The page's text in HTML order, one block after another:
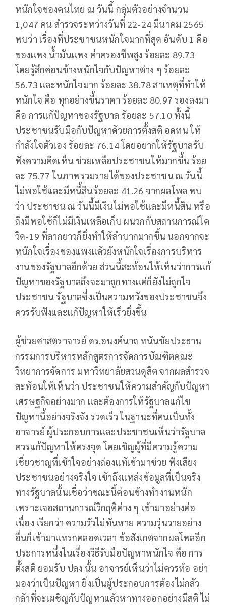
หนักใจของคนไทย ณ วันนี้ กลุ่มตัวอย่างจำนวน
1,047 คน สำรวจระหว่างวันที่ 22-24 มีนาคม 2565
พบว่า เรื่องที่ประชาชนหนักใจมากที่สุด อันดับ 1 คือ
ของแพง น้ำมันแพง ค่าครองชีพสูง ร้อยละ 89.73
โดยรู้สึกค่อนข้างหนักใจกับปัญหาต่าง ๆ ร้อยละ
56.73 และหนักใจมาก ร้อยละ 38.78 สาเหตุที่ทำให้
หนักใจ คือ ทุกอย่างขึ้นราคา ร้อยละ 80.97 รองลงมา
คือ การแก้ปัญหาของรัฐบาล ร้อยละ 57.10 ทั้งนี้
ประชาชนรับมือกับปัญหาด้วยการตั้งสติ อดทน ให้
กำลังใจตัวเอง ร้อยละ 76.14 โดยอยากให้รัฐบาลรับ
ฟังความคิดเห็น ช่วยเหลือประชาชนให้มากขึ้น ร้อย
ละ 75.77 ในภาพรวมรายได้ของประชาชน ณ วันนี้
ไม่พอใช้และมีหนี้สินร้อยละ 41.26 จากผลโพล พบ
ว่า ประชาชน ณ วันนี้มีเงินไม่พอใช้และมีหนี้สิน หรือ
ถึงมีพอใช้ก็ไม่มีเงินเหลือเก็บ ผนวกกับสถานการณ์โค
วิด-19 ที่ลากยาวก็ยิ่งทำให้ลำบากมากขึ้น นอกจากจะ
หนักใจเรื่องของแพงแล้วยังหนักใจเรื่องการบริหาร
งานของรัฐบาลอีกด้วย ส่วนนี้สะท้อนให้เห็นว่าการแก้
ปัญหาของรัฐบาลถึงจะมาถูกทางแต่ก็ยังไม่ถูกใจ
ประชาชน รัฐบาลซึ่งเป็นความหวังของประชาชนจึง
ควรรับฟังและแก้ปัญหาให้เร็วยิ่งขึ้น
ผู้ช่วยศาสตราจารย์ ดร.อนงค์นาถ ทนันชัยประธาน
กรรมการบริหารหลักสูตรการจัดการบัณฑิตคณะ
วิทยาการจัดการ มหาวิทยาลัยสวนดุสิต จากผลสำรวจ
สะท้อนให้เห็นว่า ประชาชนให้ความสำคัญกับปัญหา
เศรษฐกิจอย่างมาก และต้องการให้รัฐบาลแก้ไข
ปัญหานี้อย่างจริงจัง รวดเร็ว ในฐานะที่ตนเป็นทั้ง
อาจารย์ ผู้ประกอบการและประชาชนเห็นว่ารัฐบาล
ควรแก้ปัญหาให้ตรงจุด โดยเชิญผู้ที่มีความรู้ความ
เชี่ยวชาญที่เข้าใจอย่างถ่องแท้เข้ามาช่วย ฟังเสียง
ประชาชนอย่างจริงใจ เข้าถึงแหล่งข้อมูลที่เป็นจริง
ทางรัฐบาลนั้นเชื่อว่าขณะนี้ค่อนข้างทำงานหนัก
เพราะเจอสถานการณ์วิกฤติต่าง ๆ เข้ามาอย่างต่อ
เนื่อง เรียกว่า ความวัวไม่ทันหาย ความวุ่นวายอย่าง
อื่นก็เข้ามาแทรกตลอดเวลา ข้อสังเกตจากผลโพลอีก
ประการหนึ่งในเรื่องวิธีรับมือปัญหาหนักใจ คือ การ
ตั้งสติ ยอมรับ ปลง นั้น อาจารย์เห็นว่าไม่ควรท้อ อย่า
มองว่าเป็นปัญหา ยิ่งเป็นผู้ประกอบการต้องไม่กลัว
กล้าที่จะเผชิญกับปัญหาแล้วหาทางออกอย่างมีสติ ไม่